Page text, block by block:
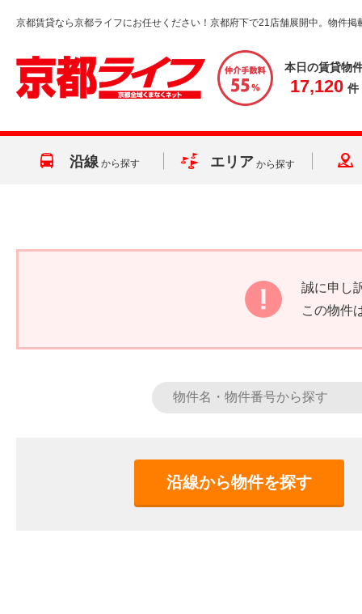
京都賃貸なら京都ライフにお任せください！京都府下で21店舗展開中。物件掲
本日の賃貸物
17,120 件
沿線 から探す エリア から探す
誠に申し
この物件
沿線から物件を探す